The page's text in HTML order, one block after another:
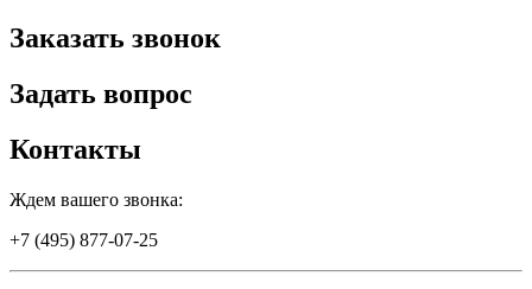
Заказать звонок
Задать вопрос
Контакты
Ждем вашего звонка:
+7 (495) 877-07-25